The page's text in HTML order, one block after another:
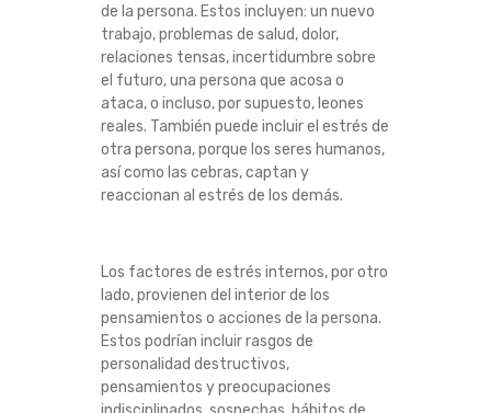
de la persona. Estos incluyen: un nuevo
trabajo, problemas de salud, dolor,
relaciones tensas, incertidumbre sobre
el futuro, una persona que acosa o
ataca, o incluso, por supuesto, leones
reales. También puede incluir el estrés de
otra persona, porque los seres humanos,
así como las cebras, captan y
reaccionan al estrés de los demás.
Los factores de estrés internos, por otro
lado, provienen del interior de los
pensamientos o acciones de la persona.
Estos podrían incluir rasgos de
personalidad destructivos,
pensamientos y preocupaciones